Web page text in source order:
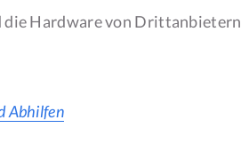
die Hardware von Drittanbietern
Abhilfen